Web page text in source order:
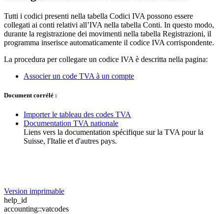
Tutti i codici presenti nella tabella Codici IVA possono essere
collegati ai conti relativi all’IVA nella tabella Conti. In questo modo,
durante la registrazione dei movimenti nella tabella Registrazioni, il
programma inserisce automaticamente il codice IVA corrispondente.
La procedura per collegare un codice IVA è descritta nella pagina:
Associer un code TVA à un compte
Document corrélé :
Importer le tableau des codes TVA
Documentation TVA nationale
Liens vers la documentation spécifique sur la TVA pour la
Suisse, l'Italie et d'autres pays.
Version imprimable
help_id
accounting::vatcodes